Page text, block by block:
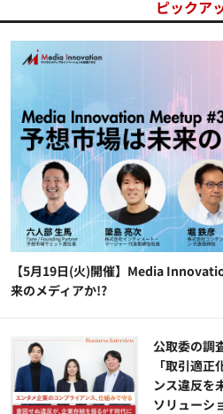
ピックア
【5月19日(火)開催】Media
来のメディアか!?
公​​取委の調
「取引適
ンス違反を
ソリューシ